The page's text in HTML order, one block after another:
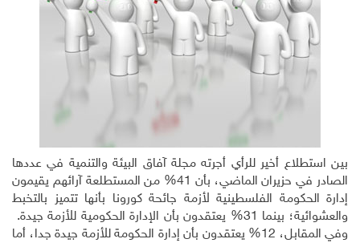
بين استطلاع أخير للرأي أجرته مجلة آفاق البيئة والتنمية في عددها
الصادر في حزيران الماضي، بأن 41% من المستطلعة آرائهم يقيمون
إدارة الحكومة الفلسطينية لأزمة جائحة كورونا بأنها تتميز بالتخبط
والعشوائية؛ بينما 31% يعتقدون بأن الإدارة الحكومية للأزمة جيدة.
وفي المقابل، 12% يعتقدون بأن إدارة الحكومة للأزمة جيدة جدا، أما